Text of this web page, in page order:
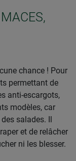
chance ! Pour
permettant de
anti-escargots,
modèles, car
salades. Il
et de relâcher
ni les blesser.